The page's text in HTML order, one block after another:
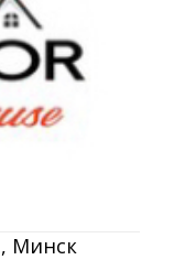
Минск